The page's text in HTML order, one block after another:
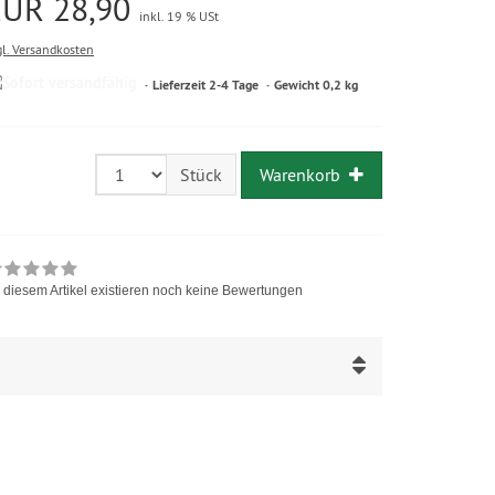
28,90
inkl. 19 % USt
Versandkosten
Lieferzeit 2-4 Tage Gewicht 0,2 kg
Stück Warenkorb
diesem Artikel existieren noch keine Bewertungen